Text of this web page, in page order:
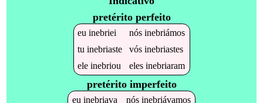
pretérito perfeito
euinebriei nósinebriámos
tuinebriaste vósinebriastes
eleinebriou elesinebriaram
pretérito imperfeito
eu inebriava nós inebriávamos